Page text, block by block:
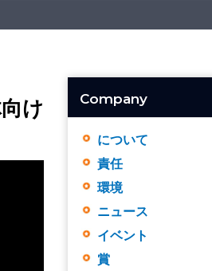
け
Company
について
責任
環境
ニュース
イベント
賞